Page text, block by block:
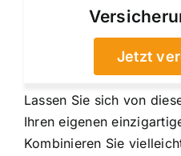
Jetzt
Lassen Sie sich von
Ihren eigenen
Kombinieren Sie